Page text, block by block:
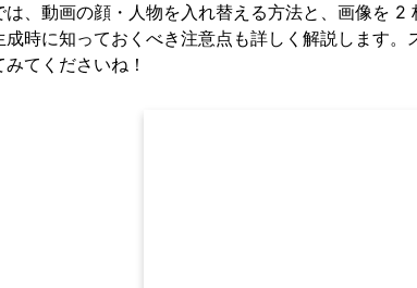
は、動画の顔・人物を入れ替える方法と、画像を
成時に知っておくべき注意点も詳しく解説します
てくださいね！